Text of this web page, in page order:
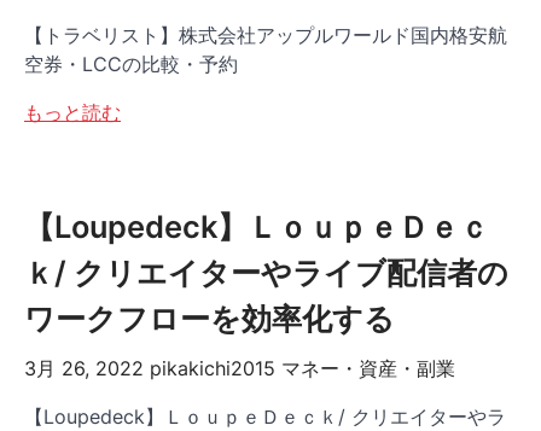
【トラベリスト】株式会社アップルワールド国内格安航
空券・LCCの比較・予約
もっと読む
【Loupedeck】ＬｏｕｐｅＤｅｃ
ｋ/ クリエイターやライブ配信者の
ワークフローを効率化する
3月 26, 2022 pikakichi2015 マネー・資産・副業
【Loupedeck】ＬｏｕｐｅＤｅｃｋ/ クリエイターやラ